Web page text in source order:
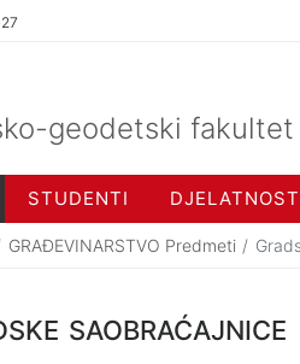
geodetski fakultet
STUDENTI DJELATNOST
GRAĐEVINARSTVO Predmeti
saobraćajnice